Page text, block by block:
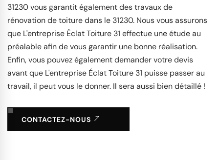
31230 vous garantit également des travaux de
rénovation de toiture dans le 31230. Nous vous assurons
que L'entreprise Éclat Toiture 31 effectue une étude au
préalable afin de vous garantir une bonne réalisation.
Enfin, vous pouvez également demander votre devis
avant que L'entreprise Éclat Toiture 31 puisse passer au
travail, il peut vous le donner. Il sera aussi bien détaillé !
CONTACTEZ-NOUS